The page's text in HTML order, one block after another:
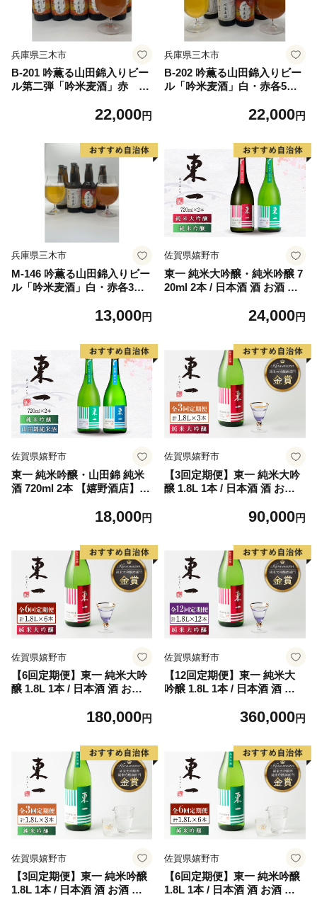
兵庫県三木市
B-201 吟薫る山田錦入りビー
ル第二弾「吟米麦酒」赤 11
22,000円
兵庫県三木市
B-202 吟薫る山田錦入りビー
ル「吟米麦酒」白・赤各5本
22,000円
兵庫県三木市
M-146 吟薫る山田錦入りビー
ル「吟米麦酒」白・赤各3本
13,000円
佐賀県嬉野市
東一 純米大吟醸・純米吟醸 7
20ml 2本 / 日本酒 酒 お酒 地
24,000円
佐賀県嬉野市
東一 純米吟醸・山田錦 純米
酒 720ml 2本 【嬉野酒店】
18,000円
佐賀県嬉野市
【3回定期便】東一 純米大吟
醸 1.8L 1本 / 日本酒 酒 お酒
90,000円
佐賀県嬉野市
【6回定期便】東一 純米大吟
醸 1.8L 1本 / 日本酒 酒 お酒
180,000円
佐賀県嬉野市
【12回定期便】東一 純米大
吟醸 1.8L 1本 / 日本酒 酒 お
360,000円
佐賀県嬉野市
【3回定期便】東一 純米吟醸
1.8L 1本 / 日本酒 酒 お酒 地
佐賀県嬉野市
【6回定期便】東一 純米吟醸
1.8L 1本 / 日本酒 酒 お酒 地